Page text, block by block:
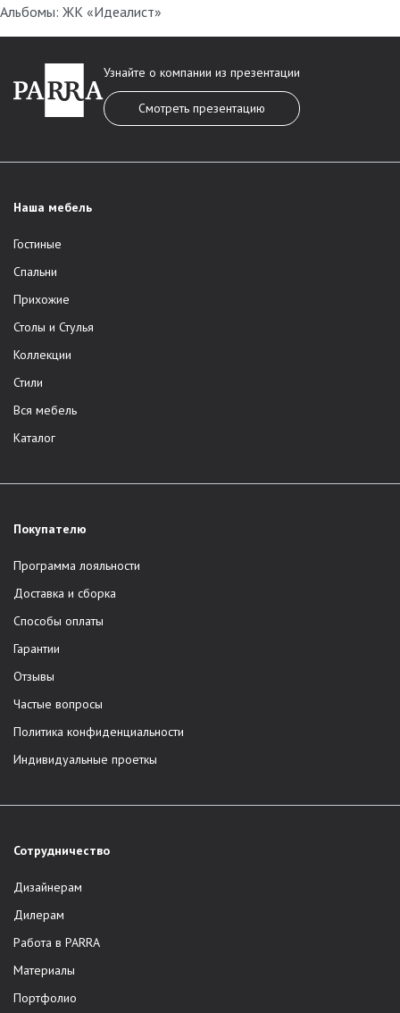
Альбомы: ЖК «Идеалист»
Наша мебель
Гостиные
Спальни
Прихожие
Столы и Стулья
Коллекции
Стили
Вся мебель
Каталог
Покупателю
Программа лояльности
Доставка и сборка
Способы оплаты
Гарантии
Отзывы
Частые вопросы
Политика конфиденциальности
Индивидуальные проеткы
Сотрудничество
Дизайнерам
Дилерам
Работа в PARRA
Материалы
Портфолио
Узнайте о компании из презентации
Смотреть презентацию